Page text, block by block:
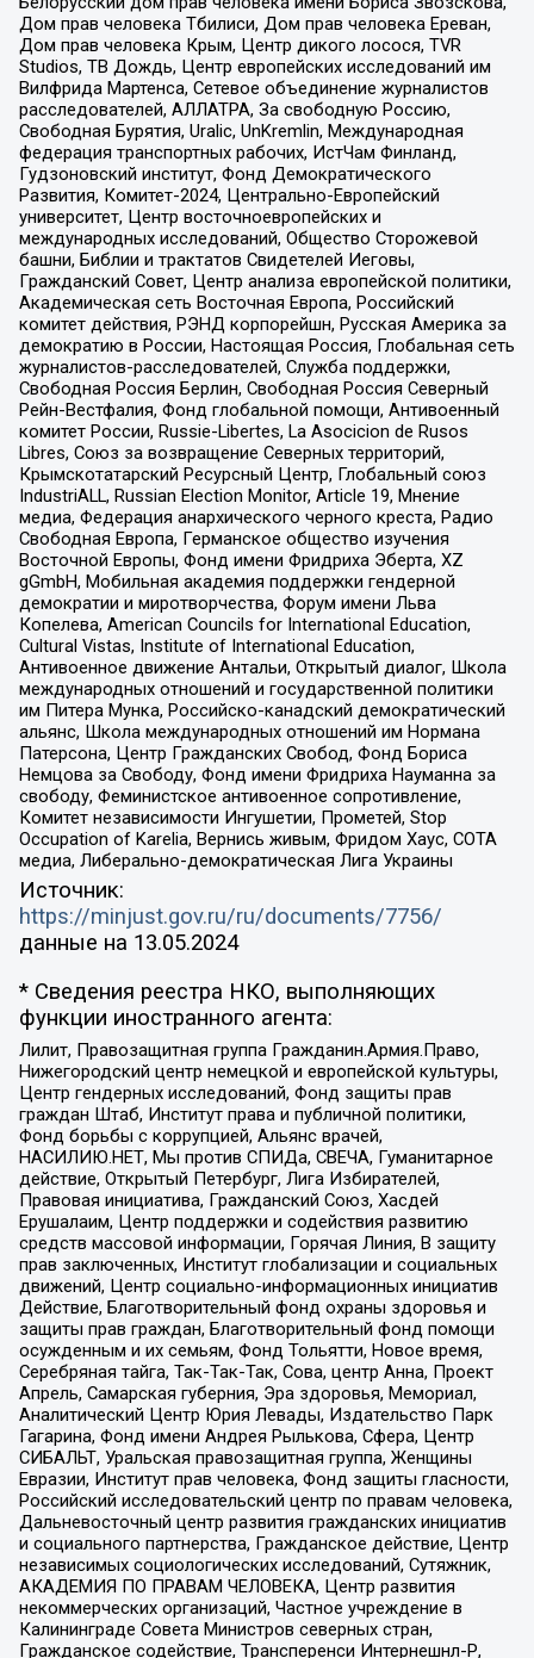
Дом прав человека Тбилиси, Дом прав человека Ереван,
Дом прав человека Крым, Центр дикого лосося, TVR
Studios, ТВ Дождь, Центр европейских исследований им
Вилфрида Мартенса, Сетевое объединение журналистов
расследователей, АЛЛАТРА, За свободную Россию,
Свободная Бурятия, Uralic, UnKremlin, Международная
федерация транспортных рабочих, ИстЧам Финланд,
Гудзоновский институт, Фонд Демократического
Развития, Комитет-2024, Центрально-Европейский
университет, Центр восточноевропейских и
международных исследований, Общество Сторожевой
башни, Библии и трактатов Свидетелей Иеговы,
Гражданский Совет, Центр анализа европейской политики,
Академическая сеть Восточная Европа, Российский
комитет действия, РЭНД корпорейшн, Русская Америка за
демократию в России, Настоящая Россия, Глобальная сеть
журналистов-расследователей, Служба поддержки,
Свободная Россия Берлин, Свободная Россия Северный
Рейн-Вестфалия, Фонд глобальной помощи, Антивоенный
комитет России, Russie-Libertes, La Asocicion de Rusos
Libres, Союз за возвращение Северных территорий,
Крымскотатарский Ресурсный Центр, Глобальный союз
IndustriALL, Russian Election Monitor, Article 19, Мнение
медиа, Федерация анархического черного креста, Радио
Свободная Европа, Германское общество изучения
Восточной Европы, Фонд имени Фридриха Эберта, XZ
gGmbH, Мобильная академия поддержки гендерной
демократии и миротворчества, Форум имени Льва
Копелева, American Councils for International Education,
Cultural Vistas, Institute of International Education,
Антивоенное движение Антальи, Открытый диалог, Школа
международных отношений и государственной политики
им Питера Мунка, Российско-канадский демократический
альянс, Школа международных отношений им Нормана
Патерсона, Центр Гражданских Свобод, Фонд Бориса
Немцова за Свободу, Фонд имени Фридриха Науманна за
свободу, Феминистское антивоенное сопротивление,
Комитет независимости Ингушетии, Прометей, Stop
Occupation of Karelia, Вернись живым, Фридом Хаус, СОТА
медиа, Либерально-демократическая Лига Украины
Источник:
https://minjust.gov.ru/ru/documents/7756/
данные на 13.05.2024
* Сведения реестра НКО, выполняющих
функции иностранного агента:
Лилит, Правозащитная группа Гражданин.Армия.Право,
Нижегородский центр немецкой и европейской культуры,
Центр гендерных исследований, Фонд защиты прав
граждан Штаб, Институт права и публичной политики,
Фонд борьбы с коррупцией, Альянс врачей,
НАСИЛИЮ.НЕТ, Мы против СПИДа, СВЕЧА, Гуманитарное
действие, Открытый Петербург, Лига Избирателей,
Правовая инициатива, Гражданский Союз, Хасдей
Ерушалаим, Центр поддержки и содействия развитию
средств массовой информации, Горячая Линия, В защиту
прав заключенных, Институт глобализации и социальных
движений, Центр социально-информационных инициатив
Действие, Благотворительный фонд охраны здоровья и
защиты прав граждан, Благотворительный фонд помощи
осужденным и их семьям, Фонд Тольятти, Новое время,
Серебряная тайга, Так-Так-Так, Сова, центр Анна, Проект
Апрель, Самарская губерния, Эра здоровья, Мемориал,
Аналитический Центр Юрия Левады, Издательство Парк
Гагарина, Фонд имени Андрея Рылькова, Сфера, Центр
СИБАЛЬТ, Уральская правозащитная группа, Женщины
Евразии, Институт прав человека, Фонд защиты гласности,
Российский исследовательский центр по правам человека,
Дальневосточный центр развития гражданских инициатив
и социального партнерства, Гражданское действие, Центр
независимых социологических исследований, Сутяжник,
АКАДЕМИЯ ПО ПРАВАМ ЧЕЛОВЕКА, Центр развития
некоммерческих организаций, Частное учреждение в
Калининграде Совета Министров северных стран,
Гражданское содействие, Трансперенси Интернешнл-Р,